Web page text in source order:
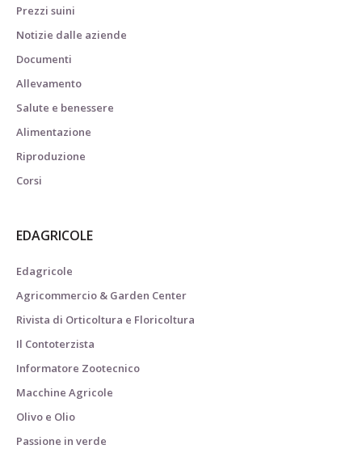
Prezzi suini
Notizie dalle aziende
Documenti
Allevamento
Salute e benessere
Alimentazione
Riproduzione
Corsi
EDAGRICOLE
Edagricole
Agricommercio & Garden Center
Rivista di Orticoltura e Floricoltura
Il Contoterzista
Informatore Zootecnico
Macchine Agricole
Olivo e Olio
Passione in verde